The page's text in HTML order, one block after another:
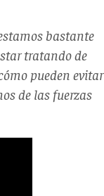
bastante
tratando de
pueden evitar
de las fuerzas